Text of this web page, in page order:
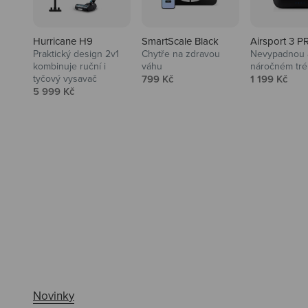
Hurricane H9
Praktický design 2v1
kombinuje ruční i
tyčový vysavač
Prodejní cena
5 999 Kč
SmartScale Black
Chytře na zdravou
váhu
Prodejní cena
799 Kč
Airsport 3
Nevypadnou
náročném
Prodejní cena
1 199 Kč